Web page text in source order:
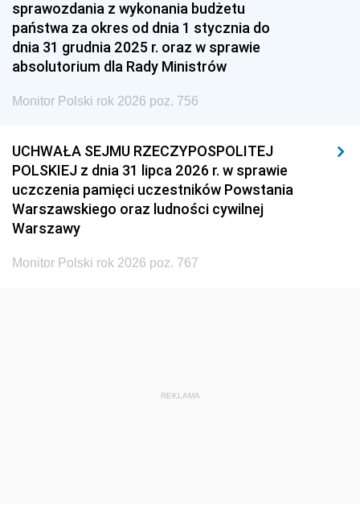
1951 1950
1948 1947 1946
1939 1938
sprawozdania z wykonania budżetu
państwa za okres od dnia 1 stycznia do
dnia 31 grudnia 2025 r. oraz w sprawie
absolutorium dla Rady Ministrów
Monitor Polski rok 2026 poz. 756
UCHWAŁA SEJMU RZECZYPOSPOLITEJ
POLSKIEJ z dnia 31 lipca 2026 r. w sprawie
uczczenia pamięci uczestników Powstania
Warszawskiego oraz ludności cywilnej
Warszawy
Monitor Polski rok 2026 poz. 767
REKLAMA